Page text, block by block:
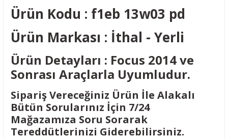
Ürün Kodu : f1eb 13w03 pd
Ürün Markası : İthal - Yerli
Ürün Detayları : Focus 2014 ve
Sonrası Araçlarla Uyumludur.
Sipariş Vereceğiniz Ürün İle Alakalı
Bütün Sorularınız İçin 7/24
Mağazamıza Soru Sorarak
Tereddütlerinizi Giderebilirsiniz.